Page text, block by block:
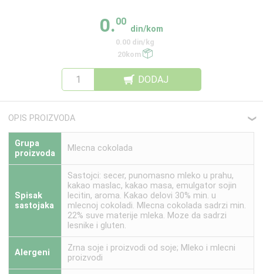
0.00
din/kom
0.00 din/kg
20kom
DODAJ
OPIS PROIZVODA ❮
Grupa
proizvoda
Mlecna cokolada
Spisak
sastojaka
Sastojci: secer, punomasno mleko u prahu,
kakao maslac, kakao masa, emulgator sojin
lecitin, aroma. Kakao delovi 30% min. u
mlecnoj cokoladi. Mlecna cokolada sadrzi min.
22% suve materije mleka. Moze da sadrzi
lesnike i gluten.
Alergeni
Zrna soje i proizvodi od soje; Mleko i mlecni
proizvodi